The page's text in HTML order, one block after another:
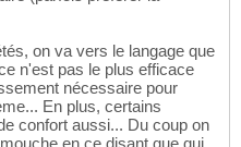
on va vers le langage que
n'est pas le plus efficace
nécessaire pour
En plus, certains
confort aussi... Du coup on